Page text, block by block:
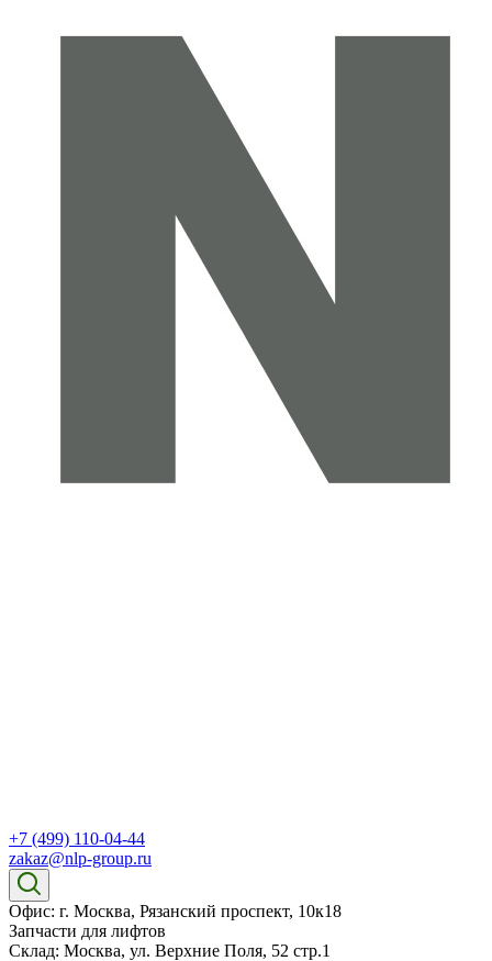
+7 (499) 110-04-44
zakaz@nlp-group.ru
Офис: г. Москва, Рязанский проспект, 10к18
Запчасти для лифтов
Склад: Москва, ул. Верхние Поля, 52 стр.1